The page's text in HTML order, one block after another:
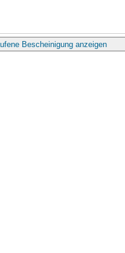
Bescheinigung anzeigen